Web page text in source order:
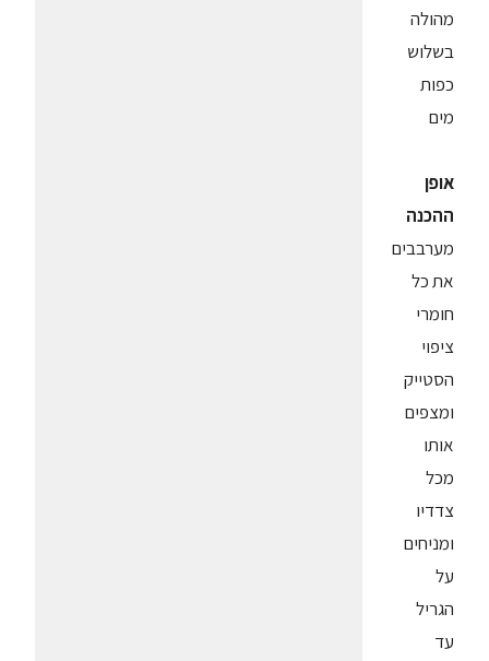
מהולה
בשלוש
כפות
מים
אופן
ההכנה
מערבבים
את כל
חומרי
ציפוי
הסטייק
ומצפים
אותו
מכל
צדדיו
ומניחים
על
הגריל
עד